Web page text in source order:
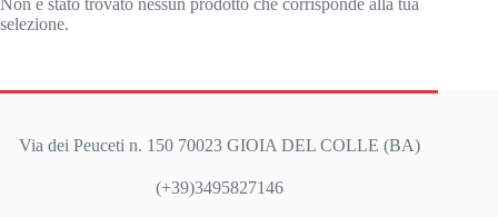
Non è stato trovato nessun prodotto che corrisponde alla tua
selezione.
Via dei Peuceti n. 150 70023 GIOIA DEL COLLE (BA)
(+39)3495827146